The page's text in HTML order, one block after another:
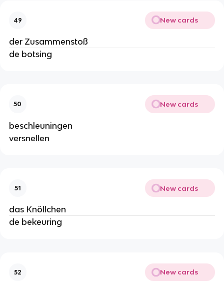
49 New cards
der Zusammenstoß
de botsing
50 New cards
beschleuningen
versnellen
51 New cards
das Knöllchen
de bekeuring
52 New cards